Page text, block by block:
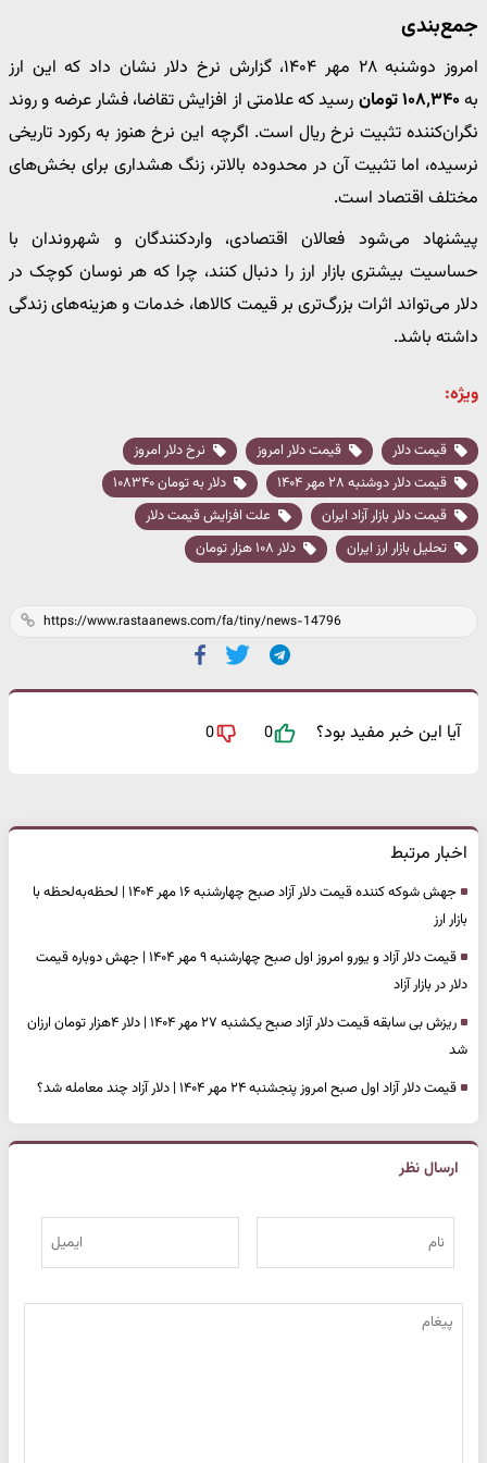
جمع‌بندی
امروز دوشنبه ۲۸ مهر ۱۴۰۴، گزارش نرخ دلار نشان داد که این ارز
به۱۰۸٬۳۴۰ تومان
رسید که علامتی از افزایش تقاضا، فشار عرضه و روند
نگران‌کننده تثبیت نرخ ریال است. اگرچه این نرخ هنوز به رکورد تاریخی
نرسیده، اما تثبیت آن در محدوده بالاتر، زنگ هشداری برای بخش‌های
مختلف اقتصاد است.
پیشنهاد می‌شود فعالان اقتصادی، واردکنندگان و شهروندان با
حساسیت بیشتری بازار ارز را دنبال کنند، چرا که هر نوسان کوچک در
دلار می‌تواند اثرات بزرگ‌تری بر قیمت کالاها، خدمات و هزینه‌های زندگی
داشته باشد.
ویژه:
قیمت دلار قیمت دلار امروز
نرخ دلار امروز
قیمت دلار دوشنبه ۲۸ مهر ۱۴۰۴
دلار به تومان ۱۰۸۳۴۰
قیمت دلار بازار آزاد ایران
علت افزایش قیمت دلار
تحلیل بازار ارز ایران
دلار ۱۰۸ هزار تومان
آیا این خبر مفید بود؟ 0
0
اخبار مرتبط
جهش شوکه کننده قیمت دلار آزاد صبح چهارشنبه ۱۶ مهر ۱۴۰۴ | لحظه‌به‌لحظه با
بازار ارز
قیمت دلار آزاد و یورو امروز اول صبح چهارشنبه ۹ مهر ۱۴۰۴ | جهش دوباره قیمت
دلار در بازار آزاد
ریزش بی سابقه قیمت دلار آزاد صبح یکشنبه ۲۷ مهر ۱۴۰۴ | دلار ۴هزار تومان ارزان
شد
قیمت دلار آزاد اول صبح امروز پنجشنبه ۲۴ مهر ۱۴۰۴ | دلار آزاد چند معامله شد؟
ارسال نظر